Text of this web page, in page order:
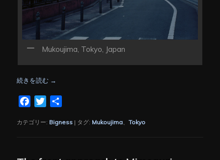
Mukoujima, Tokyo, Japan
続きを読む →
FacebookTwitter
カテゴリー: Bigness | タグ: Mukoujima 、Tokyo